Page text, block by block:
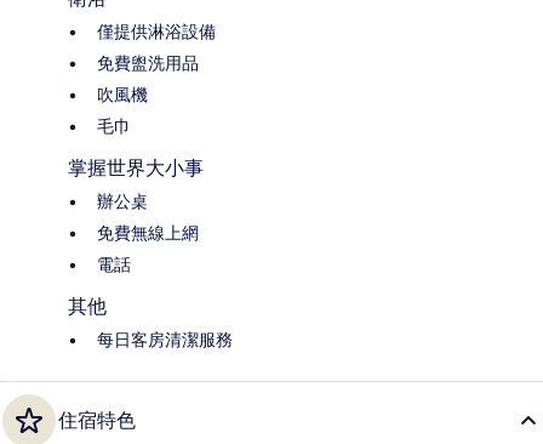
僅提供淋浴設備
免費盥洗用品
吹風機
毛巾
掌握世界大小事
辦公桌
免費無線上網
電話
其他
每日客房清潔服務
住宿特色